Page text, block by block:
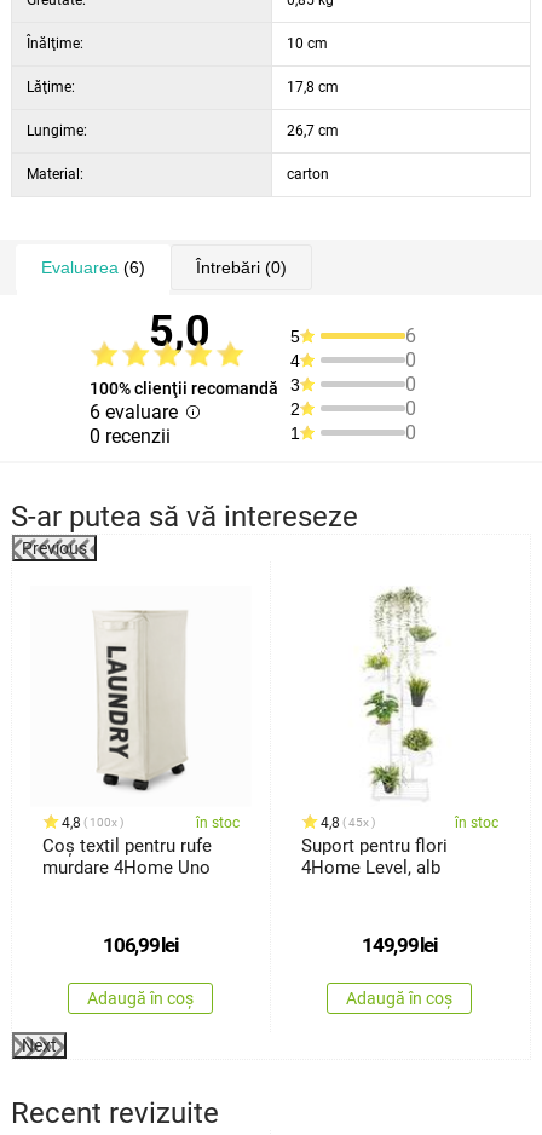
Înălţime: 10 cm
Lăţime: 17,8 cm
Lungime: 26,7 cm
Material: carton
Evaluarea (6) Întrebări(0)
5,0
100% clienţii recomandă
6 evaluare
0 recenzii
5 6
4 0
3 0
2 0
1 0
S-ar putea să vă intereseze
Previous
4,8 100x în stoc
Coș textil pentru rufe
murdare 4Home Uno
106,99 lei
Adaugă în coș
4,8 45x în stoc
Suport pentru flori
4Home Level, alb
149,99 lei
Adaugă în coș
Next
Recent revizuite